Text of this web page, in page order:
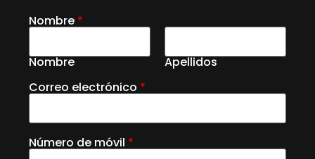
Nombre *
Nombre
Apellidos
Correo electrónico *
Número de móvil *